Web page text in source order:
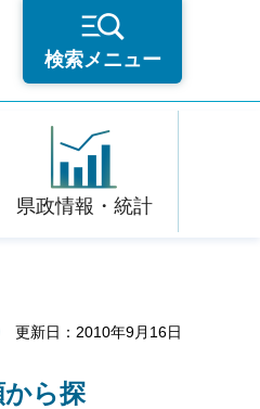
検索メニュー
県政情報・統計
更新日：2010年9月16日
から探